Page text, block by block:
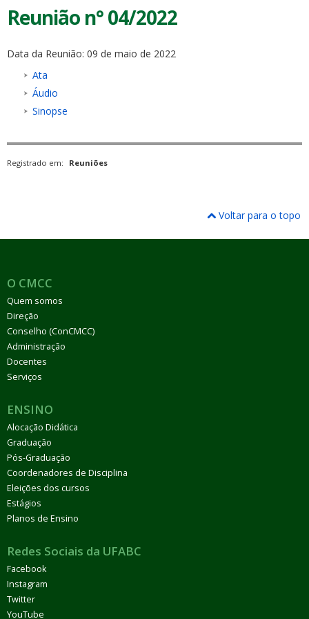
Reunião n° 04/2022
Data da Reunião: 09 de maio de 2022
Ata
Áudio
Sinopse
Registrado em: Reuniões
Voltar para o topo
O CMCC
Quem somos
Direção
Conselho (ConCMCC)
Administração
Docentes
Serviços
ENSINO
Alocação Didática
Graduação
Pós-Graduação
Coordenadores de Disciplina
Eleições dos cursos
Estágios
Planos de Ensino
Redes Sociais da UFABC
Facebook
Instagram
Twitter
YouTube